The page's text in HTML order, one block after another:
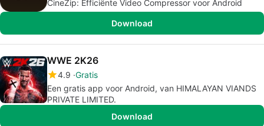
CineZip: Efficiënte Video Compressor voor Android
Download
WWE 2K26
4.9 Gratis
Een gratis app voor Android, van HIMALAYAN VIANDS
PRIVATE LIMITED.
Download